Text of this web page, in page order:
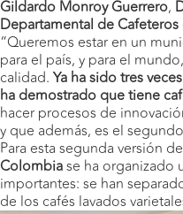
Gildardo Monroy Guerrero,
Departamental de
“Queremos estar en un
para el país, y para el
calidad.Ya ha sido tres
ha demostrado que tiene
hacer procesos de
y que además, es el
Para esta segunda versión de
Colombiase ha organizado
importantes: se han
de los cafés lavados